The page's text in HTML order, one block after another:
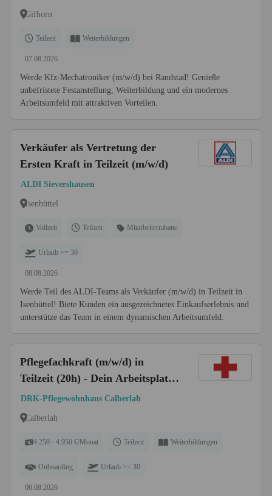
Gifhorn
Teilzeit Weiterbildungen
07.08.2026
Werde Kfz-Mechatroniker (m/w/d) bei Randstad! Genieße
unbefristete Festanstellung, Weiterbildung und ein modernes
Arbeitsumfeld mit attraktiven Vorteilen.
Verkäufer als Vertretung der
Ersten Kraft in Teilzeit (m/w/d)
ALDI Sievershausen
Isenbüttel
Vollzeit Teilzeit Mitarbeiterrabatte
Urlaub >= 30
08.08.2026
Werde Teil des ALDI-Teams als Verkäufer (m/w/d) in Teilzeit in
Isenbüttel! Biete Kunden ein ausgezeichnetes Einkaufserlebnis und
unterstütze das Team in einem dynamischen Arbeitsumfeld.
Pflegefachkraft (m/w/d) in
Teilzeit (20h) - Dein Arbeitsplatz
in einer familiären
Arbeitsatmosphäre!
DRK-Pflegewohnhaus Calberlah
Calberlah
4.250 - 4.950 €/Monat Teilzeit Weiterbildungen
Onboarding Urlaub >= 30
06.08.2026